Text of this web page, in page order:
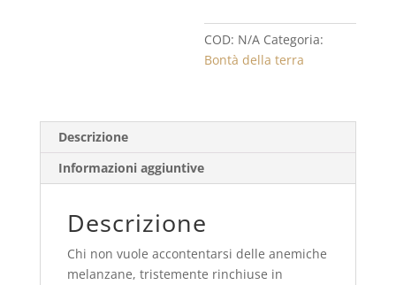
COD: N/A Categoria:
Bontà della terra
Descrizione
Informazioni aggiuntive
Descrizione
Chi non vuole accontentarsi delle anemiche
melanzane, tristemente rinchiuse in